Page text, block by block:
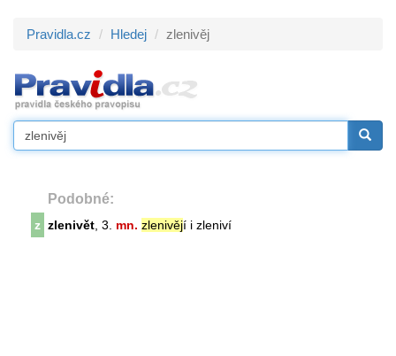
Pravidla.cz Hledej zlenivěj
Podobné:
z zlenivět , 3. mn. zlenivějí i zleniví